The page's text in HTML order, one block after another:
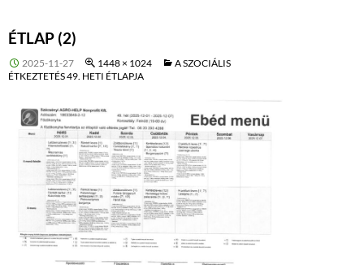
ÉTLAP (2)
2025-11-27 1448 × 1024
A SZOCIÁLIS
ÉTKEZTETÉS 49. HETI ÉTLAPJA